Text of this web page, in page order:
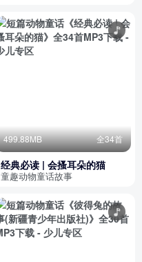
499.88MB 全34首
经典必读 | 会搔耳朵的猫
童趣动物童话故事